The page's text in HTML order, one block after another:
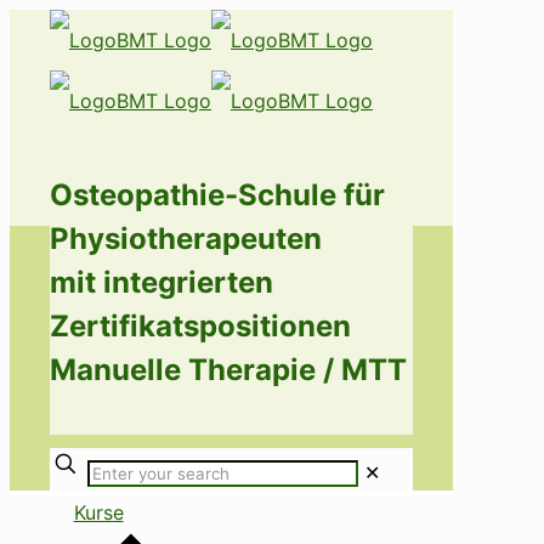
Osteopathie-Schule für
Physiotherapeuten
mit integrierten
Zertifikatspositionen
Manuelle Therapie / MTT
✕
Kurse